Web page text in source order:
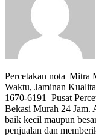
Percetakan nota| Mitra
Waktu, Jaminan
1670-6191 Pusat
Bekasi Murah 24 Jam.
baik kecil maupun
penjualan dan